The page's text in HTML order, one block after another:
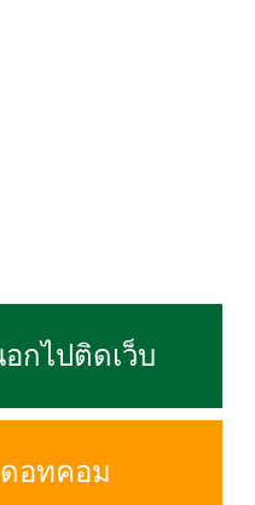
กไปติดเว็บ
อทคอม